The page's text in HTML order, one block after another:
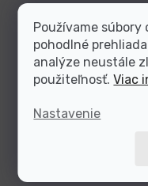
Používame súbory
pohodlné
analýze neustále
použiteľnosť.Viac
Nastavenie